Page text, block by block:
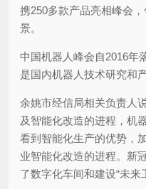
携250多款产品亮相峰会
景。
中国机器人峰会自2016年
是国内机器人技术研究和
余姚市经信局相关负责人
及智能化改造的进程，机
看到智能化生产的优势，
业智能化改造的进程。新
了数字化车间和建设“未来